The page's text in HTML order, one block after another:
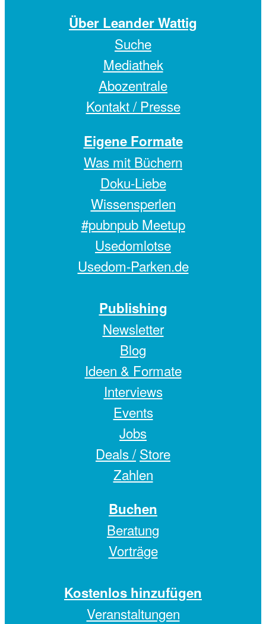
Über Leander Wattig
Suche
Mediathek
Abozentrale
Kontakt / Presse
Eigene Formate
Was mit Büchern
Doku-Liebe
Wissensperlen
#pubnpub Meetup
Usedomlotse
Usedom-Parken.de
Publishing
Newsletter
Blog
Ideen & Formate
Interviews
Events
Jobs
Deals / Store
Zahlen
Buchen
Beratung
Vorträge
Kostenlos hinzufügen
Veranstaltungen